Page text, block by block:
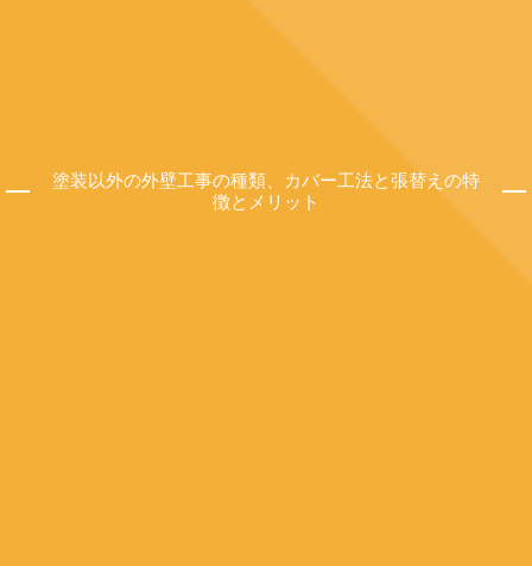
塗装以外の外壁工事の種類、カバー工法と張替えの特
徴とメリット